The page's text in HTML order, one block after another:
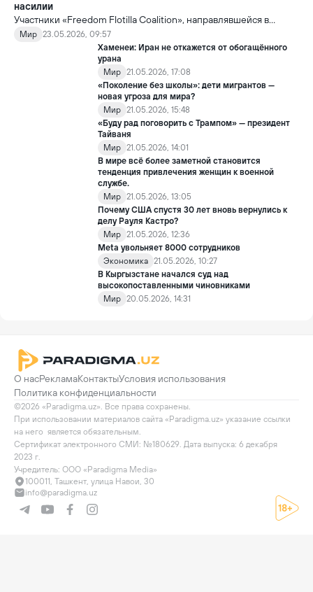
насилии
Участники «Freedom Flotilla Coalition», направлявшейся в
сектор Газа с гуманитарной помощью, заявили, что после
задержания со стороны Израиль подверглись пыткам и
жестокому обращению.
Мир 23.05.2026, 09:57
Хаменеи: Иран не откажется от обогащённого
урана
Мир 21.05.2026, 17:08
«Поколение без школы»: дети мигрантов —
новая угроза для мира?
Мир 21.05.2026, 15:48
«Буду рад поговорить с Трампом» — президент
Тайваня
Мир 21.05.2026, 14:01
В мире всё более заметной становится
тенденция привлечения женщин к военной
службе.
Мир 21.05.2026, 13:05
Почему США спустя 30 лет вновь вернулись к
делу Рауля Кастро?
Мир 21.05.2026, 12:36
Meta увольняет 8000 сотрудников
Экономика 21.05.2026, 10:27
В Кыргызстане начался суд над
высокопоставленными чиновниками
Мир 20.05.2026, 14:31
О насРекламаКонтактыУсловия использования
Политика конфиденциальности
©2026 «Paradigma.uz». Все права сохранены.
При использовании материалов сайта «Paradigma.uz» указание ссылки
на него  является обязательным.
Сертификат электронного СМИ: №180629. Дата выпуска: 6 декабря
2023 г.
Учредитель: ООО «Paradigma Media»
100011, Ташкент, улица Навои, 30
info@paradigma.uz